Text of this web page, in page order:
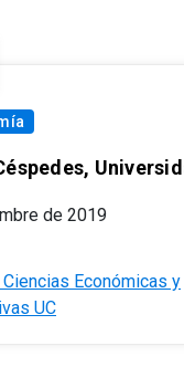
de 2019
Económicas y
UC